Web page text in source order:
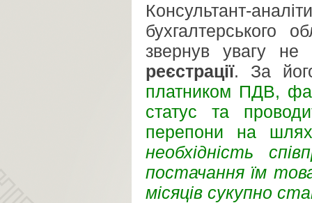
Консультант-
бухгалтерського
звернув увагу
реєстрації. За
платником ПДВ,
статус та
перепони на
необхідність
постачання їм
місяців сукупно